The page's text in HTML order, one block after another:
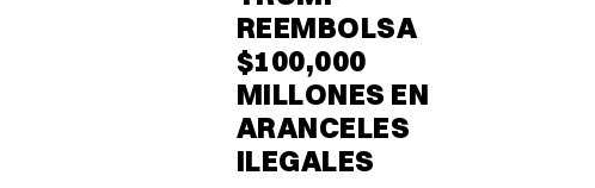
REEMBOLSA
$100,000
MILLONES EN
ARANCELES
ILEGALES